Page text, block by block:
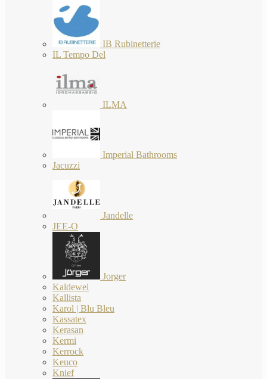
IB Rubinetterie
IL Tempo Del
ILMA
Imperial Bathrooms
Jacuzzi
Jandelle
JEE-O
Jorger
Kaldewei
Kallista
Karol | Blu Bleu
Kassatex
Kerasan
Kermi
Kerrock
Keuco
Knief